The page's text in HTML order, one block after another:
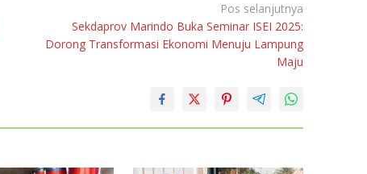
Pos selanjutnya
Sekdaprov Marindo Buka Seminar ISEI 2025:
Dorong Transformasi Ekonomi Menuju Lampung
Maju